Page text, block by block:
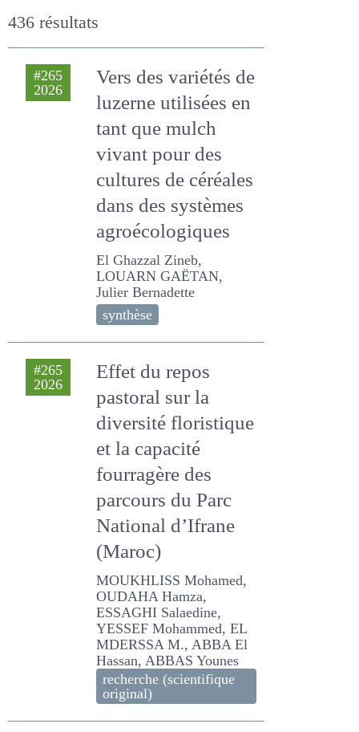
436 résultats
#265
Vers des variétés
de luzerne utilisées
en tant que mulch
vivant pour des
cultures de
céréales dans des
systèmes
agroécologiques
El Ghazzal Zineb, LOUARN
GAËTAN, Julier Bernadette
synthèse
Effet du repos
pastoral sur la
diversité floristique
et la capacité
fourragère des
parcours du Parc
National d’Ifrane
(Maroc)
MOUKHLISS Mohamed,
OUDAHA Hamza, ESSAGHI
Salaedine, YESSEF
Mohammed, EL MDERSSA
M., ABBA El Hassan, ABBAS
Younes
original)